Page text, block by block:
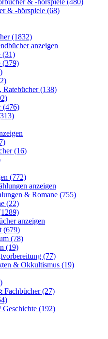
& -hörspiele (68)
(1832)
anzeigen
(31)
(379)
Ratebücher (138)
(476)
(16)
(772)
anzeigen
& Romane (755)
(22)
anzeigen
(679)
(78)
(19)
(77)
& Okkultismus (19)
Fachbücher (27)
Geschichte (192)